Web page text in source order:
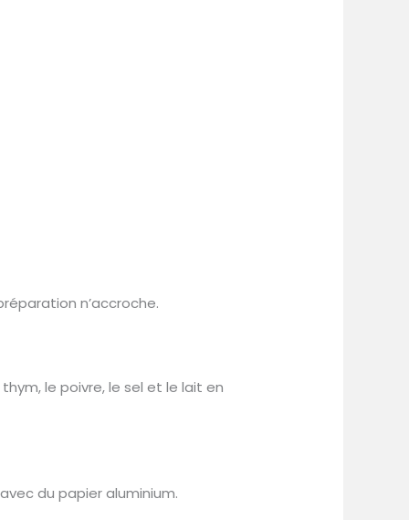
n’accroche.
le poivre, le sel et le lait en
du papier aluminium.